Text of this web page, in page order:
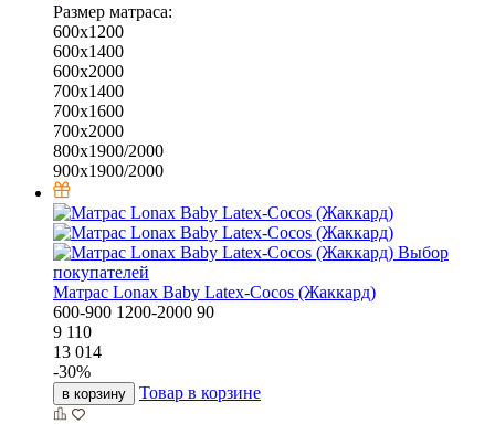
Размер матраса:
600х1200
600х1400
600х2000
700х1400
700х1600
700х2000
800х1900/2000
900х1900/2000
Выбор
покупателей
Матрас Lonax Baby Latex-Cocos (Жаккард)
600-900 1200-2000 90
9 110
13 014
-30%
в корзину Товар в корзине